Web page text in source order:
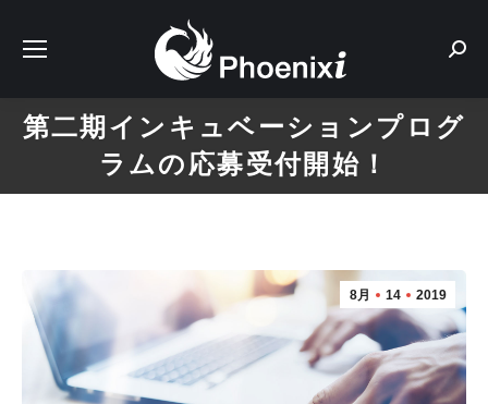
第二期インキュベーションプログ
ラムの応募受付開始！
8月 14 2019